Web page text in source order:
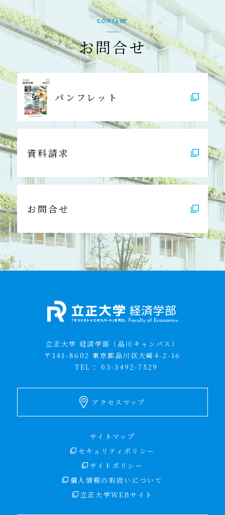
CONTACT
お問合せ
パンフレット
資料請求
お問合せ
立正大学 経済学部（品川キャンパス）
〒141-8602 東京都品川区大崎4-2-16
TEL：03-3492-7529
アクセスマップ
サイトマップ
セキュリティポリシー
サイトポリシー
個人情報の取扱いについて
立正大学WEBサイト